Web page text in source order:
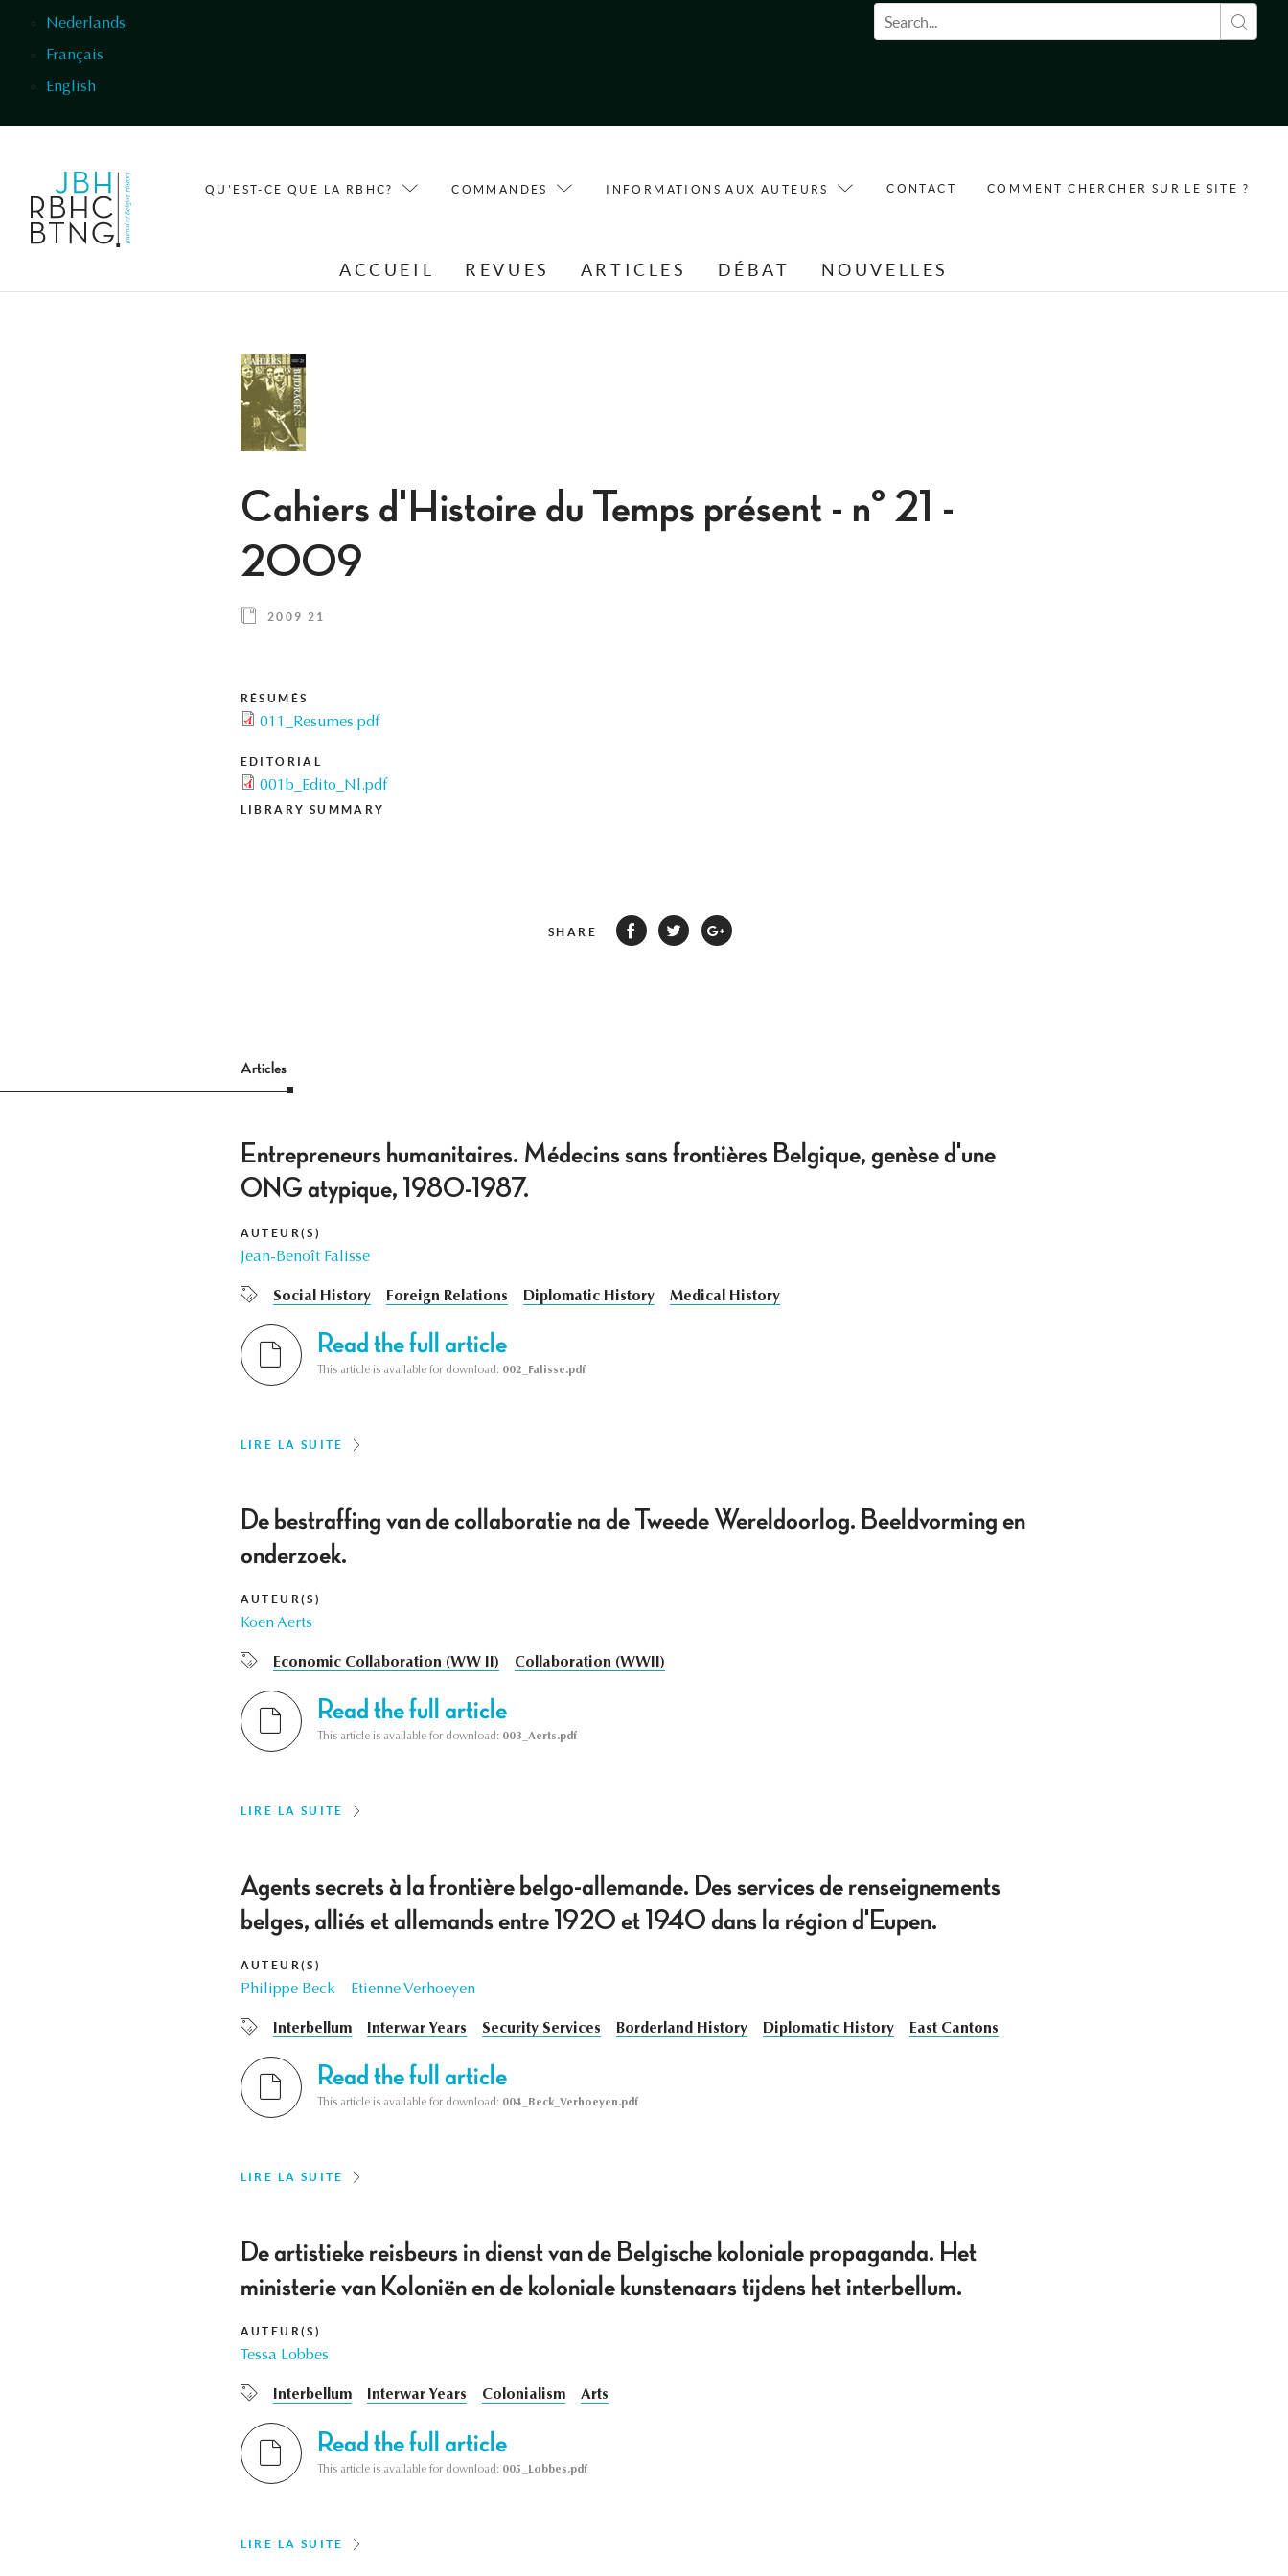
Nederlands
Français
English
Formulaire de recherche
QU'EST-CE QUE LA RBHC? COMMANDES INFORMATIONS AUX AUTEURS CONTACT COMMENT CHERCHER SUR LE SITE ?
ACCUEIL REVUES ARTICLES DÉBAT NOUVELLES
Cahiers d'Histoire du Temps présent - n° 21 -
2009
2009 21
RÉSUMÉS
011_Resumes.pdf
EDITORIAL
001b_Edito_Nl.pdf
LIBRARY SUMMARY
SHARE
Articles
Entrepreneurs humanitaires. Médecins sans frontières Belgique, genèse d'une
ONG atypique, 1980-1987.
AUTEUR(S)
Jean-Benoît Falisse
Social History Foreign Relations Diplomatic History Medical History
Read the full article
This article is available for download: 002_Falisse.pdf
LIRE LA SUITE
De bestraffing van de collaboratie na de Tweede Wereldoorlog. Beeldvorming en
onderzoek.
AUTEUR(S)
Koen Aerts
Economic Collaboration (WW II) Collaboration (WWII)
Read the full article
This article is available for download: 003_Aerts.pdf
LIRE LA SUITE
Agents secrets à la frontière belgo-allemande. Des services de renseignements
belges, alliés et allemands entre 1920 et 1940 dans la région d'Eupen.
AUTEUR(S)
Philippe Beck Etienne Verhoeyen
Interbellum Interwar Years Security Services Borderland History Diplomatic History East Cantons
Read the full article
This article is available for download: 004_Beck_Verhoeyen.pdf
LIRE LA SUITE
De artistieke reisbeurs in dienst van de Belgische koloniale propaganda. Het
ministerie van Koloniën en de koloniale kunstenaars tijdens het interbellum.
AUTEUR(S)
Tessa Lobbes
Interbellum Interwar Years Colonialism Arts
Read the full article
This article is available for download: 005_Lobbes.pdf
LIRE LA SUITE